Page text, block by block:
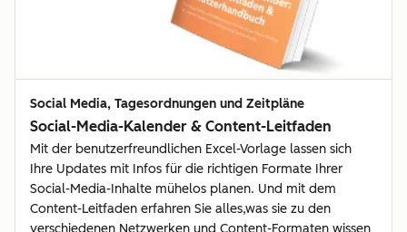
Social Media, Tagesordnungen und Zeitpläne
Social-Media-Kalender & Content-Leitfaden
Mit der benutzerfreundlichen Excel-Vorlage lassen sich
Ihre Updates mit Infos für die richtigen Formate Ihrer
Social-Media-Inhalte mühelos planen. Und mit dem
Content-Leitfaden erfahren Sie alles,was sie zu den
verschiedenen Netzwerken und Content-Formaten wissen